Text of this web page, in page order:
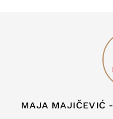
MAJA MAJIČEVIĆ -